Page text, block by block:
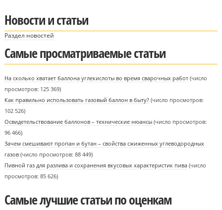
Новости и статьи
Раздел новостей
Самые просматриваемые статьи
На сколько хватает баллона углекислоты во время сварочных работ(число
просмотров: 125 369)
Как правильно использовать газовый баллон в быту?(число просмотров:
102 526)
Освидетельствование баллонов – технические нюансы(число просмотров:
96 466)
Зачем смешивают пропан и бутан – свойства сжиженных углеводородных
газов(число просмотров: 88 449)
Пивной газ для разлива и сохранения вкусовых характеристик пива(число
просмотров: 85 626)
Самые лучшие статьи по оценкам